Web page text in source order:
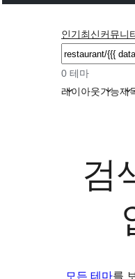
인기최신커뮤니
검
색
0 테마
레이아웃기능제
검
모든 테마를